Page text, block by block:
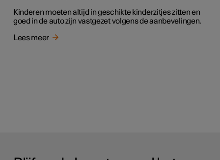
Kinderen moeten altijd in geschikte kinderzitjes zitten en
goed in de auto zijn vastgezet volgens de aanbevelingen.
Lees meer